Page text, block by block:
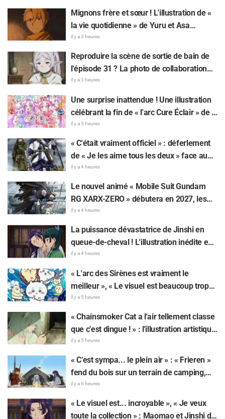
affiche géante de l'arc Château Infini de «
Demon Slayer: Kimetsu No Yaiba »
apparaît à Ikebukuro et fait grand bruit
Mignons frère et sœur ! L'illustration de «
la vie quotidienne » de Yuru et Asa
mangeant de la glace pilée dans «
Daemons of the Shadow Realm » fait
réagir : « Trop précieux, je meurs », « On
dirait totalement un couple »
il y a 3 heures
Reproduire la scène de sortie de bain de
l'épisode 31 ? La photo de collaboration
entre « Frieren » et « Garigari-kun » fait
parler d'elle : « On dirait que ses cheveux
sont enroulés dans une serviette de bain »
il y a 3 heures
Une surprise inattendue ! Une illustration
célébrant la fin de « l'arc Cure Éclair » de «
Star Detective Precure! » fait réagir : « Ça
serre le cœur », « On ressent tout l'amour
de l'équipe de production »
il y a 3 heures
« C'était vraiment officiel » : déferlement
de « Je les aime tous les deux » face au
dilemme ultime entre « Tanigaki le Matagi
» et « Genjiro-chan » de Golden Kamuy
il y a 4 heures
Le nouvel animé « Mobile Suit Gundam
RG XARX-ZERO » débutera en 2027, les
fans s'enflamment : « Une cape et un bras
comme une bête !? », « Le mecha du
protagoniste est super classe »
il y a 4 heures
La puissance dévastatrice de Jinshi en
queue-de-cheval ! L'illustration inédite en
yukata pour l'événement d'été de « Les
Carnets de l'Apothicaire » fait réagir : «
Mon cœur a failli lâcher pour de vrai », « Il
faudrait l'immortaliser sur une fresque »
il y a 4 heures
« L'arc des Sirènes est vraiment le
meilleur », « Le visuel est beaucoup trop
beau » : des réactions enthousiastes alors
que « Chiikawa The Movie: The Secret of
the Mermaid Island » sort aujourd'hui, le
24 juillet
il y a 5 heures
« Chainsmoker Cat a l'air tellement classe
que c’est dingue ! » : l'illustration artistique
de « Chainsmoker Cat » par l'auteur de «
Blue Period » fait dire aux fans : « On dirait
qu'elle pourrait être à Geidai »
il y a 5 heures
« C’est sympa... le plein air » : « Frieren »
fend du bois sur un terrain de camping,
cet univers surréaliste fait réagir : « Sa vie
est bien remplie tous les jours »
il y a 6 heures
« Le visuel est... incroyable », « Je veux
toute la collection » : Maomao et Jinshi de